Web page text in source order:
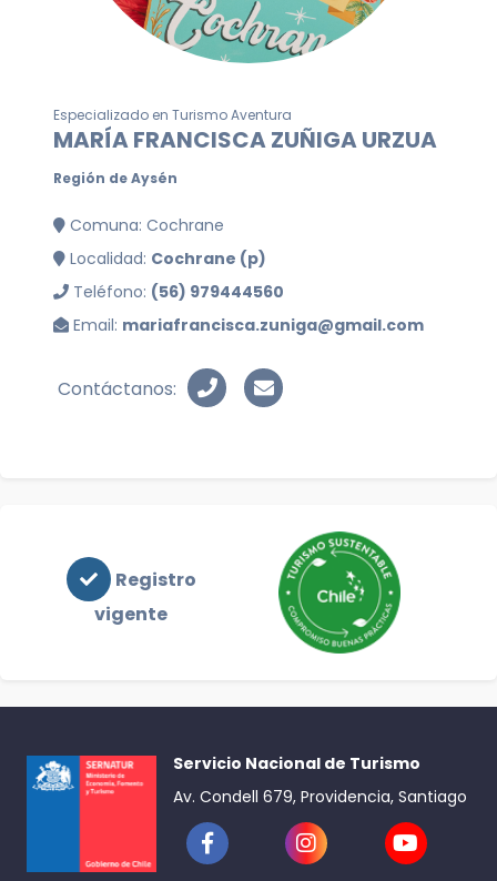
Especializado en Turismo Aventura
MARÍA FRANCISCA ZUÑIGA URZUA
Región de Aysén
Comuna: Cochrane
Localidad: Cochrane (p)
Teléfono: (56) 979444560
Email: mariafrancisca.zuniga@gmail.com
Contáctanos:
Registro
vigente
Servicio Nacional de Turismo
Av. Condell 679, Providencia, Santiago